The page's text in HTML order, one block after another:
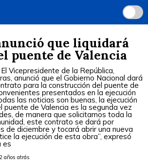
que liquidará
puente de Valencia
Vicepresidente de la República,
anunció que el Gobierno Nacional dará
para la construcción del puente de
presentados en la ejecución
las noticias son buenas, la ejecución
puente de Valencia es la segunda vez
de manera que solicitamos toda la
este contrato se dará por
de diciembre y tocará abrir una nueva
la ejecución de esta obra”, expresó
es
años atrás